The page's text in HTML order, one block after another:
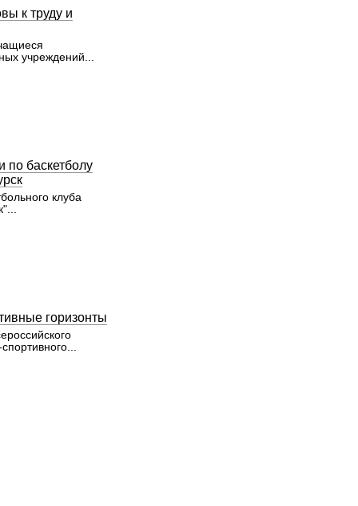
к труду и
учреждений...
по баскетболу
клуба
горизонты